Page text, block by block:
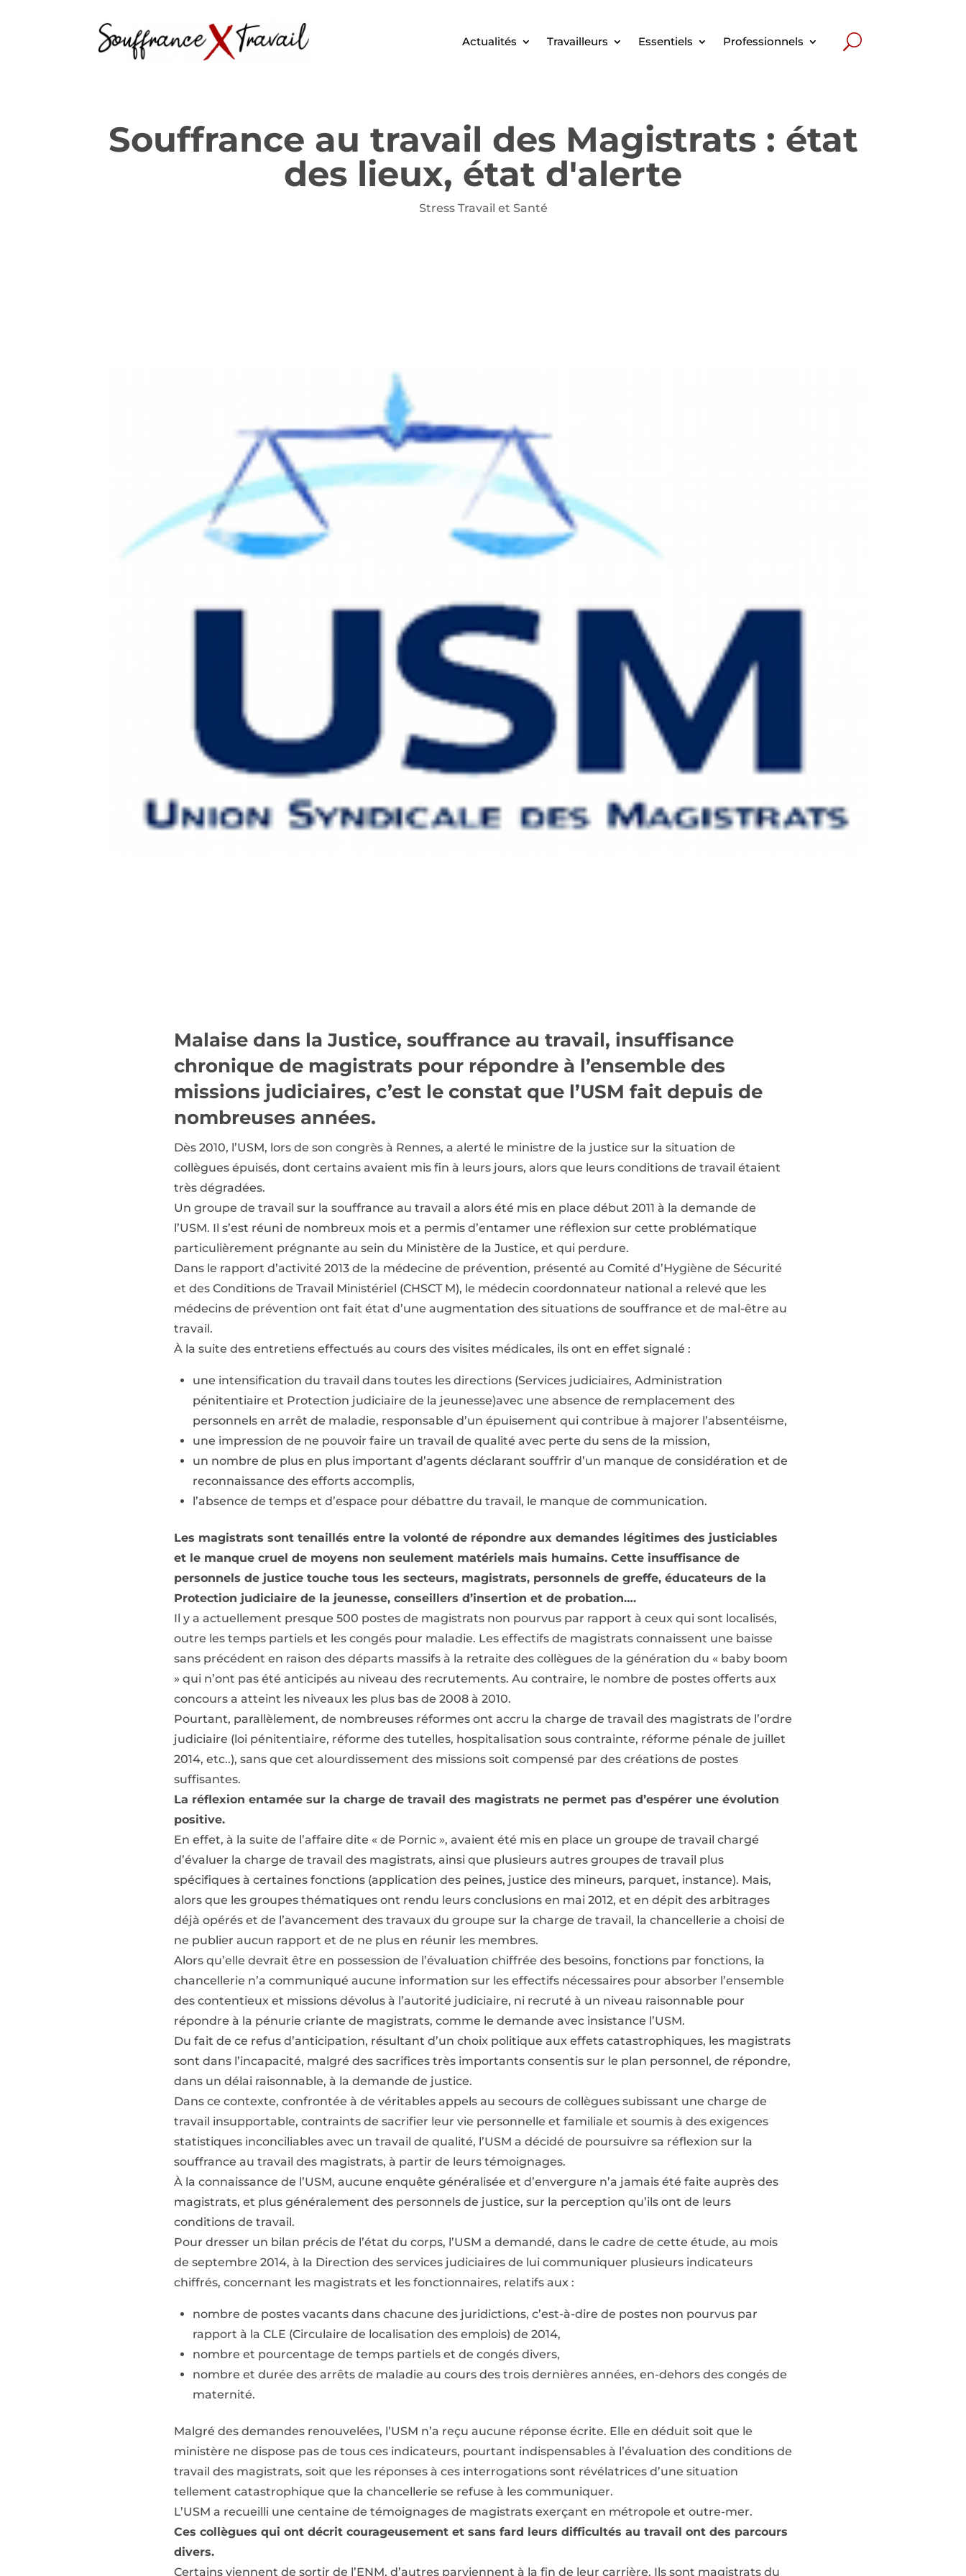
Actualités Travailleurs Essentiels Professionnels
Souffrance au travail des Magistrats : état
des lieux, état d'alerte
Stress Travail et Santé
Malaise dans la Justice, souffrance au travail, insuffisance
chronique de magistrats pour répondre à l’ensemble des
missions judiciaires, c’est le constat que l’USM fait depuis de
nombreuses années.
Dès 2010, l’USM, lors de son congrès à Rennes, a alerté le ministre de la justice sur la situation de
collègues épuisés, dont certains avaient mis fin à leurs jours, alors que leurs conditions de travail étaient
très dégradées.
Un groupe de travail sur la souffrance au travail a alors été mis en place début 2011 à la demande de
l’USM. Il s’est réuni de nombreux mois et a permis d’entamer une réflexion sur cette problématique
particulièrement prégnante au sein du Ministère de la Justice, et qui perdure.
Dans le rapport d’activité 2013 de la médecine de prévention, présenté au Comité d’Hygiène de Sécurité
et des Conditions de Travail Ministériel (CHSCT M), le médecin coordonnateur national a relevé que les
médecins de prévention ont fait état d’une augmentation des situations de souffrance et de mal-être au
travail.
À la suite des entretiens effectués au cours des visites médicales, ils ont en effet signalé :
une intensification du travail dans toutes les directions (Services judiciaires, Administration
pénitentiaire et Protection judiciaire de la jeunesse)avec une absence de remplacement des
personnels en arrêt de maladie, responsable d’un épuisement qui contribue à majorer l’absentéisme,
une impression de ne pouvoir faire un travail de qualité avec perte du sens de la mission,
un nombre de plus en plus important d’agents déclarant souffrir d’un manque de considération et de
reconnaissance des efforts accomplis,
l’absence de temps et d’espace pour débattre du travail, le manque de communication.
Les magistrats sont tenaillés entre la volonté de répondre aux demandes légitimes des justiciables
et le manque cruel de moyens non seulement matériels mais humains. Cette insuffisance de
personnels de justice touche tous les secteurs, magistrats, personnels de greffe, éducateurs de la
Protection judiciaire de la jeunesse, conseillers d’insertion et de probation….
Il y a actuellement presque 500 postes de magistrats non pourvus par rapport à ceux qui sont localisés,
outre les temps partiels et les congés pour maladie. Les effectifs de magistrats connaissent une baisse
sans précédent en raison des départs massifs à la retraite des collègues de la génération du « baby boom
» qui n’ont pas été anticipés au niveau des recrutements. Au contraire, le nombre de postes offerts aux
concours a atteint les niveaux les plus bas de 2008 à 2010.
Pourtant, parallèlement, de nombreuses réformes ont accru la charge de travail des magistrats de l’ordre
judiciaire (loi pénitentiaire, réforme des tutelles, hospitalisation sous contrainte, réforme pénale de juillet
2014, etc..), sans que cet alourdissement des missions soit compensé par des créations de postes
suffisantes.
La réflexion entamée sur la charge de travail des magistrats ne permet pas d’espérer une évolution
positive.
En effet, à la suite de l’affaire dite « de Pornic », avaient été mis en place un groupe de travail chargé
d’évaluer la charge de travail des magistrats, ainsi que plusieurs autres groupes de travail plus
spécifiques à certaines fonctions (application des peines, justice des mineurs, parquet, instance). Mais,
alors que les groupes thématiques ont rendu leurs conclusions en mai 2012, et en dépit des arbitrages
déjà opérés et de l’avancement des travaux du groupe sur la charge de travail, la chancellerie a choisi de
ne publier aucun rapport et de ne plus en réunir les membres.
Alors qu’elle devrait être en possession de l’évaluation chiffrée des besoins, fonctions par fonctions, la
chancellerie n’a communiqué aucune information sur les effectifs nécessaires pour absorber l’ensemble
des contentieux et missions dévolus à l’autorité judiciaire, ni recruté à un niveau raisonnable pour
répondre à la pénurie criante de magistrats, comme le demande avec insistance l’USM.
Du fait de ce refus d’anticipation, résultant d’un choix politique aux effets catastrophiques, les magistrats
sont dans l’incapacité, malgré des sacrifices très importants consentis sur le plan personnel, de répondre,
dans un délai raisonnable, à la demande de justice.
Dans ce contexte, confrontée à de véritables appels au secours de collègues subissant une charge de
travail insupportable, contraints de sacrifier leur vie personnelle et familiale et soumis à des exigences
statistiques inconciliables avec un travail de qualité, l’USM a décidé de poursuivre sa réflexion sur la
souffrance au travail des magistrats, à partir de leurs témoignages.
À la connaissance de l’USM, aucune enquête généralisée et d’envergure n’a jamais été faite auprès des
magistrats, et plus généralement des personnels de justice, sur la perception qu’ils ont de leurs
conditions de travail.
Pour dresser un bilan précis de l’état du corps, l’USM a demandé, dans le cadre de cette étude, au mois
de septembre 2014, à la Direction des services judiciaires de lui communiquer plusieurs indicateurs
chiffrés, concernant les magistrats et les fonctionnaires, relatifs aux :
nombre de postes vacants dans chacune des juridictions, c’est-à-dire de postes non pourvus par
rapport à la CLE (Circulaire de localisation des emplois) de 2014,
nombre et pourcentage de temps partiels et de congés divers,
nombre et durée des arrêts de maladie au cours des trois dernières années, en-dehors des congés de
maternité.
Malgré des demandes renouvelées, l’USM n’a reçu aucune réponse écrite. Elle en déduit soit que le
ministère ne dispose pas de tous ces indicateurs, pourtant indispensables à l’évaluation des conditions de
travail des magistrats, soit que les réponses à ces interrogations sont révélatrices d’une situation
tellement catastrophique que la chancellerie se refuse à les communiquer.
L’USM a recueilli une centaine de témoignages de magistrats exerçant en métropole et outre-mer.
Ces collègues qui ont décrit courageusement et sans fard leurs difficultés au travail ont des parcours
divers.
Certains viennent de sortir de l’ENM, d’autres parviennent à la fin de leur carrière. Ils sont magistrats du